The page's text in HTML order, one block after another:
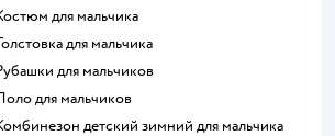
Костюм для мальчика
Толстовка для мальчика
Рубашки для мальчиков
Поло для мальчиков
Комбинезон детский зимний для мальчика